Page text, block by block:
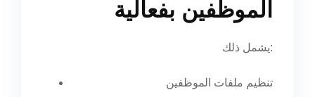
الموظفين بفعالية
يشمل ذلك:
تنظيم ملفات الموظفين